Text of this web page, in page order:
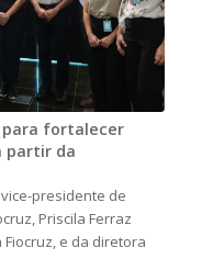
para fortalecer
partir da
presidente de
Priscila Ferraz
e da diretora